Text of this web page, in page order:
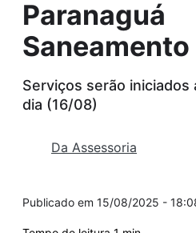
Paranaguá
Saneamento
Serviços serão iniciados
dia (16/08)
Da Assessoria
15/08/2025 -